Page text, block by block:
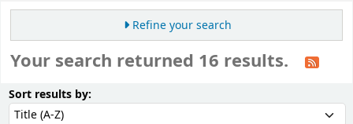
Refine your search
Your search returned 16 results.
Sort results by: